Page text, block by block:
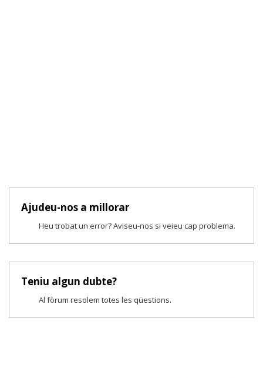
Ajudeu-nos a millorar
Heu trobat un error? Aviseu-nos si veieu cap problema.
Teniu algun dubte?
Al fòrum resolem totes les qüestions.